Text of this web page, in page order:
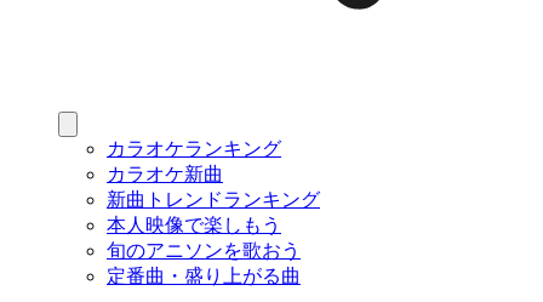
カラオケランキング
カラオケ新曲
新曲トレンドランキング
本人映像で楽しもう
旬のアニソンを歌おう
定番曲・盛り上がる曲